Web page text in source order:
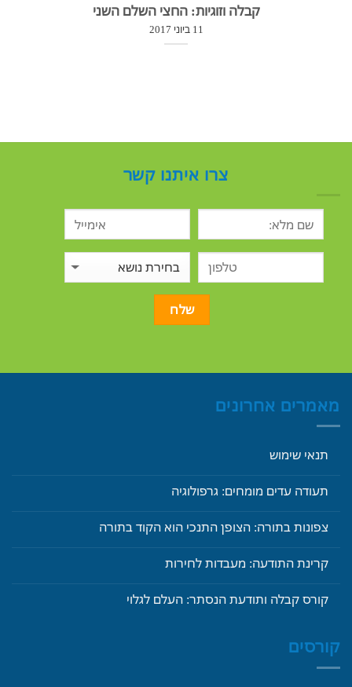
קבלה וזוגיות: החצי השלם השני
11 ביוני 2017
צרו איתנו קשר
מאמרים אחרונים
תנאי שימוש
תעודה עדים מומחים: גרפולוגיה
צפונות בתורה: הצופן התנכי הוא הקוד בתורה
קרינת התודעה: מעבדות לחירות
קורס קבלה ותודעת הנסתר: העלם לגלוי
קורסים